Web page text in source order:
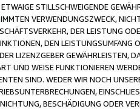
STILLSCHWEIGENDE
VERWENDUNGSZWECK,
DER LEISTUNG
DEN LEISTUNGSUMFANG
LIZENZGEBER GEWÄHRLEISTEN,
UND WEISE FUNKTIONIEREN
SIND. WEDER WIR NOCH
BESCHÄDIGUNG ODER